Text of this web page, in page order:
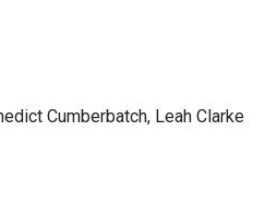
Cumberbatch, Leah Clarke